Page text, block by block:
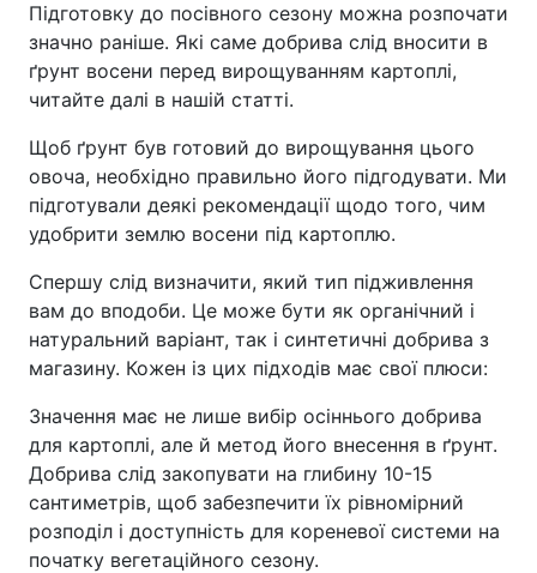
Підготовку до посівного сезону можна розпочати
значно раніше. Які саме добрива слід вносити в
ґрунт восени перед вирощуванням картоплі,
читайте далі в нашій статті.
Щоб ґрунт був готовий до вирощування цього
овоча, необхідно правильно його підгодувати. Ми
підготували деякі рекомендації щодо того, чим
удобрити землю восени під картоплю.
Спершу слід визначити, який тип підживлення
вам до вподоби. Це може бути як органічний і
натуральний варіант, так і синтетичні добрива з
магазину. Кожен із цих підходів має свої плюси:
Значення має не лише вибір осіннього добрива
для картоплі, але й метод його внесення в ґрунт.
Добрива слід закопувати на глибину 10-15
сантиметрів, щоб забезпечити їх рівномірний
розподіл і доступність для кореневої системи на
початку вегетаційного сезону.